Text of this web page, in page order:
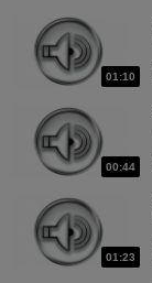
01:10
00:44
01:23